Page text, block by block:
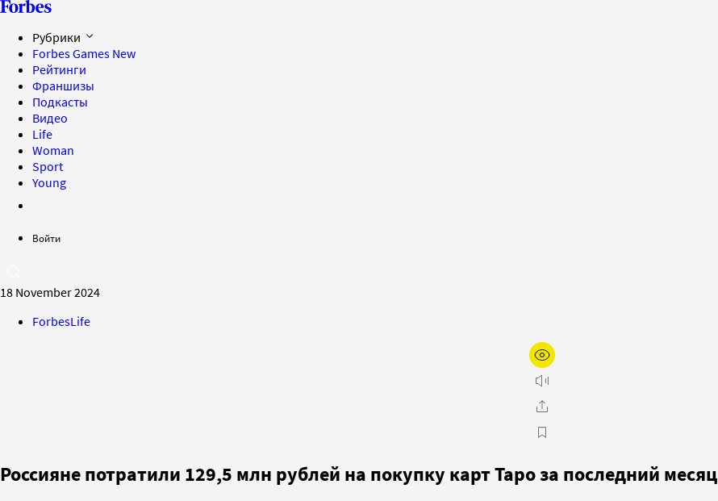
Рубрики
Forbes Games New
Рейтинги
Франшизы
Подкасты
Видео
Life
Woman
Sport
Young
Войти
18 November 2024
ForbesLife
Россияне потратили 129,5 млн рублей на покупку карт Таро за последний месяц